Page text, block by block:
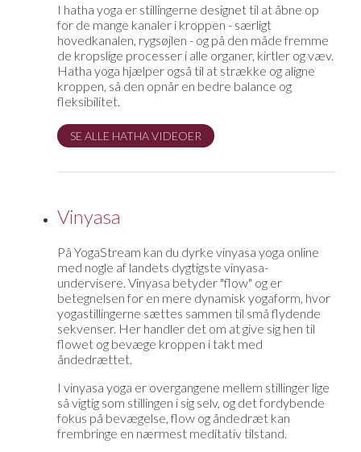
I hatha yoga er stillingerne designet til at åbne op
for de mange kanaler i kroppen - særligt
hovedkanalen, rygsøjlen - og på den måde fremme
de kropslige processer i alle organer, kirtler og væv.
Hatha yoga hjælper også til at strække og aligne
kroppen, så den opnår en bedre balance og
fleksibilitet.
SE ALLE HATHA VIDEOER
Vinyasa
På YogaStream kan du dyrke vinyasa yoga online
med nogle af landets dygtigste vinyasa-
undervisere. Vinyasa betyder "flow" og er
betegnelsen for en mere dynamisk yogaform, hvor
yogastillingerne sættes sammen til små flydende
sekvenser. Her handler det om at give sig hen til
flowet og bevæge kroppen i takt med
åndedrættet.
I vinyasa yoga er overgangene mellem stillinger lige
så vigtig som stillingen i sig selv, og det fordybende
fokus på bevægelse, flow og åndedræt kan
frembringe en nærmest meditativ tilstand.